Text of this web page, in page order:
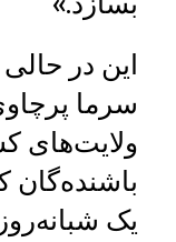
این در
سرما
ولایت‌های
باشنده‌گان
یک